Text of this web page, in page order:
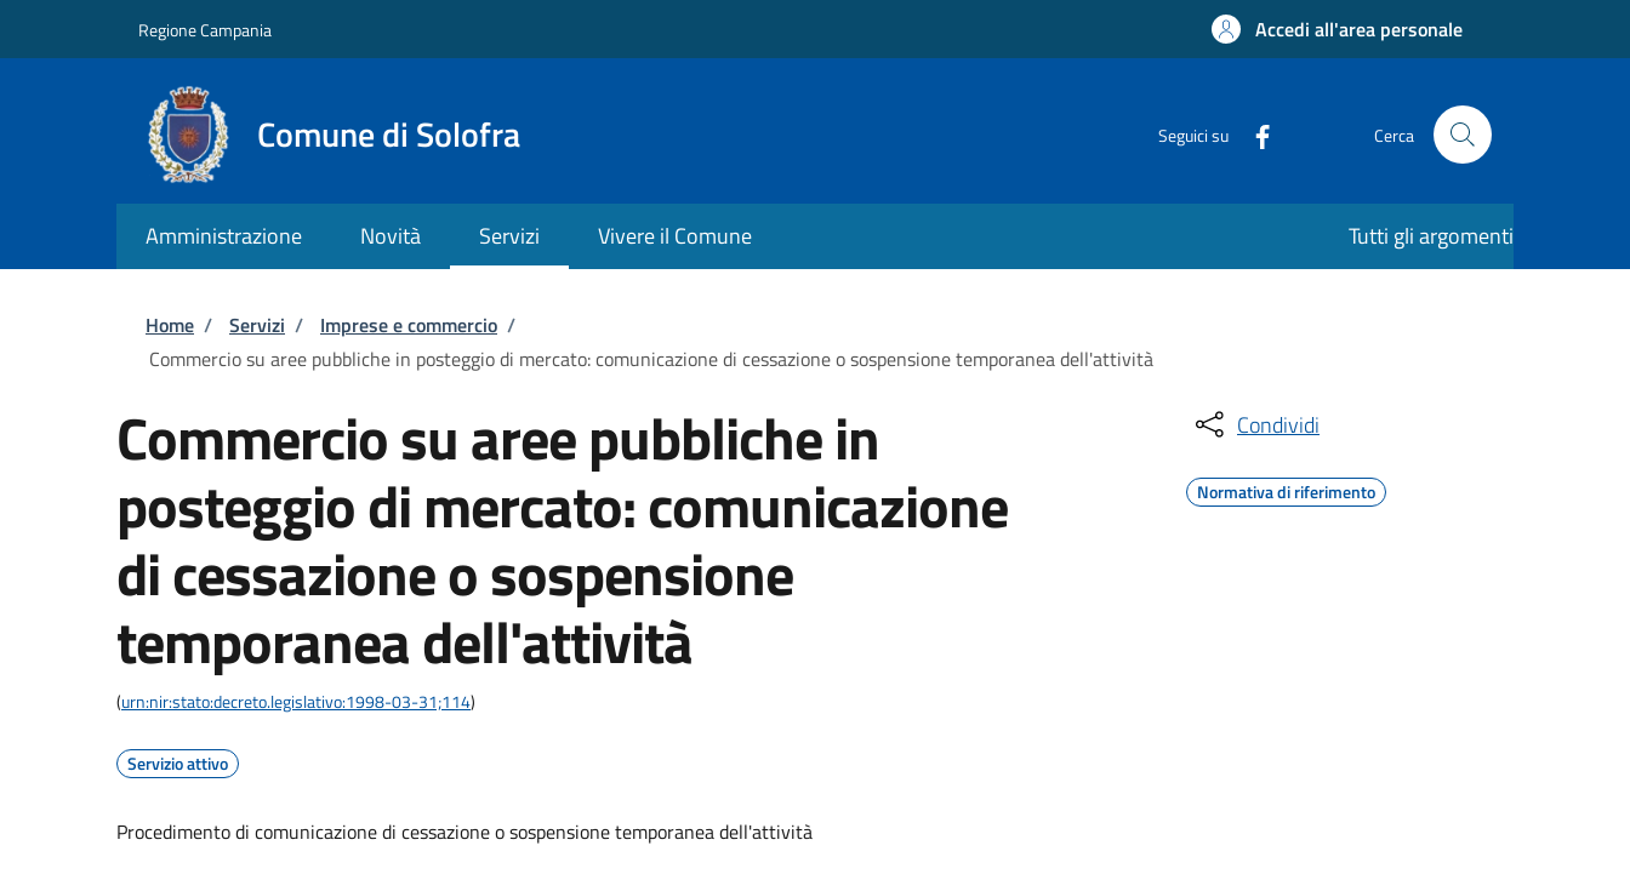
Regione Campania Accedi all'area personale
Comune di Solofra Seguici su Cerca
Amministrazione Novità Servizi Vivere il Comune Tutti gli argomenti
Briciole di pane
Home / Servizi / Imprese e commercio /
Commercio su aree pubbliche in posteggio di mercato: comunicazione di cessazione o sospensione temporanea dell'attività
Commercio su aree pubbliche in
posteggio di mercato: comunicazione
di cessazione o sospensione
temporanea dell'attività
(urn:nir:stato:decreto.legislativo:1998-03-31;114)
Servizio attivo
Procedimento di comunicazione di cessazione o sospensione temporanea dell'attività
Condividi
Normativa di riferimento